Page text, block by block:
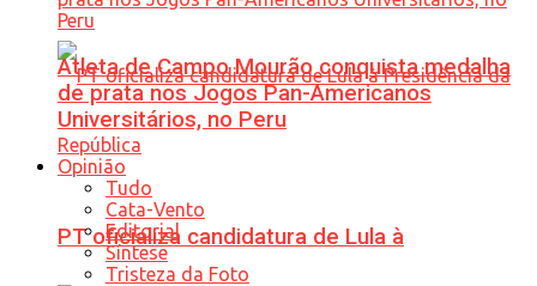
PT oficializa candidatura de Lula à
Atleta de Campo Mourão conquista medalha
de prata nos Jogos Pan-Americanos
Universitários, no Peru
Opinião
Tudo
Cata-Vento
Editorial
Síntese
Tristeza da Foto